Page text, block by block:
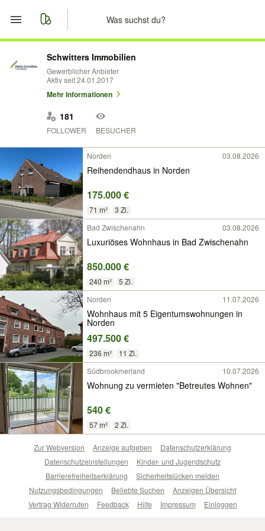
Start
Merkliste
Nachrichten
Schwitters Immobilien
Gewerblicher Anbieter
Aktiv seit 24.01.2017
Mehr Informationen
181
FOLLOWER BESUCHER
Norden 03.08.2026
Reihendendhaus in Norden
175.000 €
71 m²
3 Zi.
Bad Zwischenahn
03.08.2026
Luxuriöses Wohnhaus in Bad Zwischenahn
850.000 €
240 m²
5 Zi.
Norden
11.07.2026
Wohnhaus mit 5 Eigentumswohnungen in
Norden
497.500 €
236 m²
11 Zi.
Südbrookmerland
10.07.2026
Wohnung zu vermieten "Betreutes Wohnen"
540 €
57 m² 2 Zi.
Zur Webversion Anzeige aufgeben
Datenschutzerklärung
Datenschutzeinstellungen
Kinder- und Jugendschutz
Barrierefreiheitserklärung
Sicherheitslücken melden
Nutzungsbedingungen
Beliebte Suchen
Anzeigen Übersicht
Vertrag Widerrufen
Feedback Hilfe Impressum Einloggen